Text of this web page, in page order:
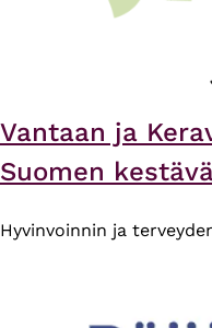
Vantaan ja
Suomen
Hyvinvoinnin ja